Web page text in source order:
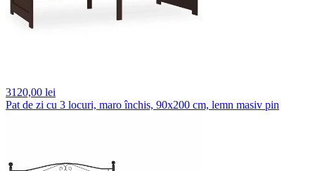
3120,00 lei
Pat de zi cu 3 locuri, maro închis, 90x200 cm, lemn masiv pin